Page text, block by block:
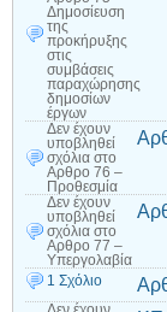
Δημοσίευση
της
προκήρυξης
στις
συμβάσεις
παραχώρησης
δημοσίων
έργων
Δεν έχουν
υποβληθεί
σχόλια στο
Αρθρο 76 –
Προθεσμία
Δεν έχουν
υποβληθεί
σχόλια στο
Αρθρο 77 –
Υπεργολαβία
1 Σχόλιο